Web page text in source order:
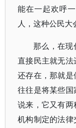
能在一起欢呼
人，这种公民大
那么，在现
直接民主就无
还存在，那就
往往是将某些
说来，它又有
机构制定的法律